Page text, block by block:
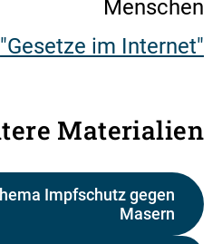
Menschen
"Gesetze im Internet"
Materialien
Impfschutz gegen
Masern